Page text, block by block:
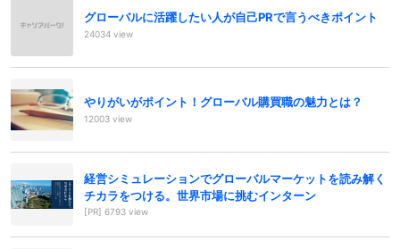
グローバルに活躍したい人が自己PRで言うべきポイント
24034 view
やりがいがポイント！グローバル購買職の魅力とは？
12003 view
経営シミュレーションでグローバルマーケットを読み解く
チカラをつける。世界市場に挑むインターン
[PR] 6793 view